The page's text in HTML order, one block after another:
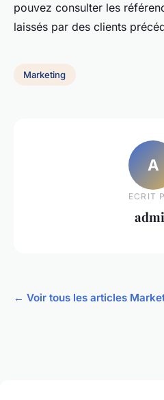
pouvez consulter les
laissés par des clients
Marketing
A
ECRIT
← Voir tous les articles